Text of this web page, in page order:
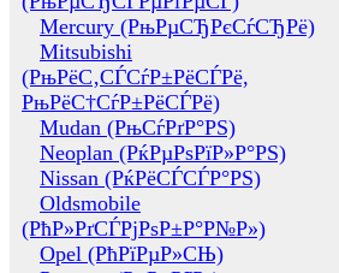
Mercury (РњРµСЂРєСѓСЂРё)
Mitsubishi
(РњРёС‚СЃСѓР±РёСЃРё,
РњРёС†СѓР±РёСЃРё)
Mudan (РњСѓРґР°РЅ)
Neoplan (РќРµРѕРїР»Р°РЅ)
Nissan (РќРёСЃСЃР°РЅ)
Oldsmobile
(РћР»РґСЃРјРѕР±Р°Р№Р»)
Opel (РћРїРµР»СЊ)